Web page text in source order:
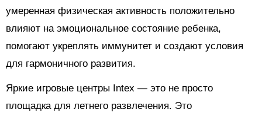
умеренная физическая активность положительно
влияют на эмоциональное состояние ребенка,
помогают укреплять иммунитет и создают условия
для гармоничного развития.
Яркие игровые центры Intex — это не просто
площадка для летнего развлечения. Это